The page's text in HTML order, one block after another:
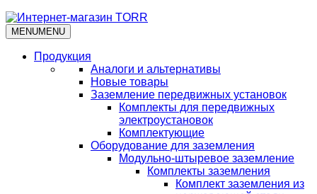
MENUMENU
Продукция
Аналоги и альтернативы
Новые товары
Заземление передвижных установок
Комплекты для передвижных
электроустановок
Комплектующие
Оборудование для заземления
Модульно-штыревое заземление
Комплекты заземления
Комплект заземления из